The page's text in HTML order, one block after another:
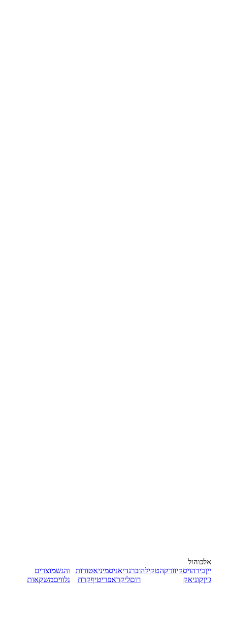
אלכוהול
ייןבירהויסקיוודקהטקילה
ג'יןקוניאק
וברנדיאניסמיניאטורות
רוםליקראפריטיףקרח
והגשמוצרים
נלוויםמשקאות